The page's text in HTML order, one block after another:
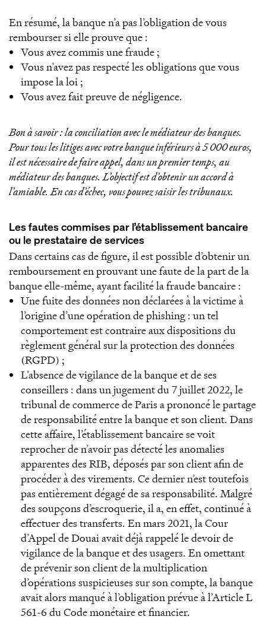
En résumé, la banque n’a pas l’obligation de vous
rembourser si elle prouve que :
Vous avez commis une fraude ;
Vous n’avez pas respecté les obligations que vous
impose la loi ;
Vous avez fait preuve de négligence.
Bon à savoir : la conciliation avec le médiateur des banques.
Pour tous les litiges avec votre banque inférieurs à 5 000 euros,
il est nécessaire de faire appel, dans un premier temps, au
médiateur des banques. L’objectif est d’obtenir un accord à
l’amiable. En cas d’échec, vous pouvez saisir les tribunaux.
Les fautes commises par l’établissement bancaire
ou le prestataire de services
Dans certains cas de figure, il est possible d’obtenir un
remboursement en prouvant une faute de la part de la
banque elle-même, ayant facilité la fraude bancaire :
Une fuite des données non déclarées à la victime à
l’origine d’une opération de phishing : un tel
comportement est contraire aux dispositions du
règlement général sur la protection des données
(RGPD) ;
L’absence de vigilance de la banque et de ses
conseillers : dans un jugement du 7 juillet 2022, le
tribunal de commerce de Paris a prononcé le partage
de responsabilité entre la banque et son client. Dans
cette affaire, l’établissement bancaire se voit
reprocher de n’avoir pas détecté les anomalies
apparentes des RIB, déposés par son client afin de
procéder à des virements. Ce dernier n’est toutefois
pas entièrement dégagé de sa responsabilité. Malgré
des soupçons d’escroquerie, il a, en effet, continué à
effectuer des transferts. En mars 2021, la Cour
d’Appel de Douai avait déjà rappelé le devoir de
vigilance de la banque et des usagers. En omettant
de prévenir son client de la multiplication
d’opérations suspicieuses sur son compte, la banque
avait alors manqué à l’obligation prévue à l’Article L
561-6 du Code monétaire et financier.